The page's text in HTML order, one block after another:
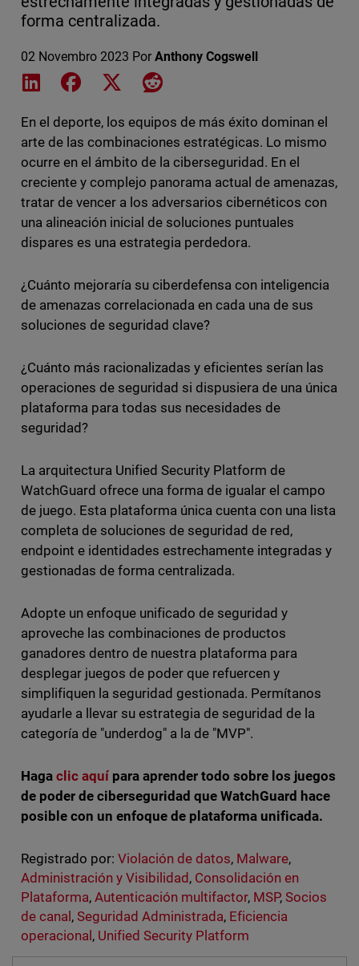
forma centralizada.
02 Novembro 2023 Por Anthony Cogswell
Share on LinkedIn
Share on Facebook
Share on XShare on Reddit
En el deporte, los equipos de más éxito dominan el
arte de las combinaciones estratégicas. Lo mismo
ocurre en el ámbito de la ciberseguridad. En el
creciente y complejo panorama actual de amenazas,
tratar de vencer a los adversarios cibernéticos con
una alineación inicial de soluciones puntuales
dispares es una estrategia perdedora.
¿Cuánto mejoraría su ciberdefensa con inteligencia
de amenazas correlacionada en cada una de sus
soluciones de seguridad clave?
¿Cuánto más racionalizadas y eficientes serían las
operaciones de seguridad si dispusiera de una única
plataforma para todas sus necesidades de
seguridad?
La arquitectura Unified Security Platform de
WatchGuard ofrece una forma de igualar el campo
de juego. Esta plataforma única cuenta con una lista
completa de soluciones de seguridad de red,
endpoint e identidades estrechamente integradas y
gestionadas de forma centralizada.
Adopte un enfoque unificado de seguridad y
aproveche las combinaciones de productos
ganadores dentro de nuestra plataforma para
desplegar juegos de poder que refuercen y
simplifiquen la seguridad gestionada. Permítanos
ayudarle a llevar su estrategia de seguridad de la
categoría de "underdog" a la de "MVP".
Haga clic aquípara aprender todo sobre los juegos
de poder de ciberseguridad que WatchGuard hace
posible con un enfoque de plataforma unificada.
Registrado por: Violación de datos, Malware,
Administración y Visibilidad , Consolidación en
Plataforma, Autenticación multifactor, MSP,Socios
de canal , Seguridad Administrada, Eficiencia
operacional , Unified Security Platform